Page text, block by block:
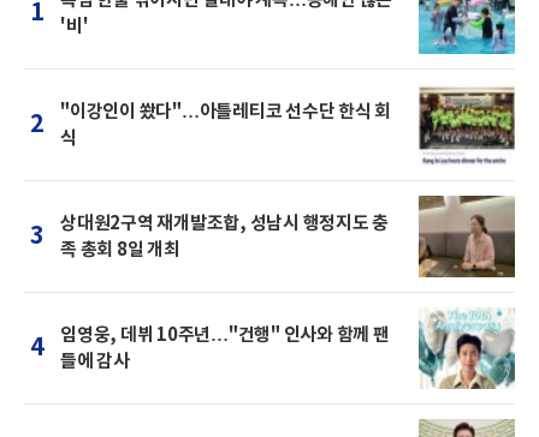
1
'비'
2
"이강인이 쐈다"…아틀레티코 선수단 한식 회
식
3
상대원2구역 재개발조합, 성남시 행정지도 충
족 총회 8일 개최
4
임영웅, 데뷔 10주년…"건행" 인사와 함께 팬
들에 감사